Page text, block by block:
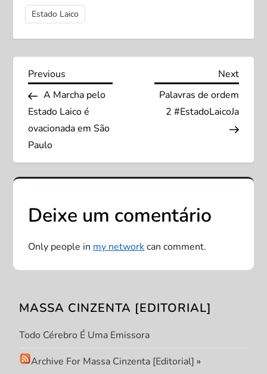
Estado Laico
N
a
v
e
a
ç
ã
o
d
e
Previous
Post
Previous
A Marcha pelo
Estado Laico é
ovacionada em São
Paulo
Next
Next
Palavras de ordem
2 #EstadoLaicoJa
Deixe um comentário
Only people inmy networkcan comment.
MASSA CINZENTA [EDITORIAL]
Todo Cérebro É Uma Emissora
Archive For Massa Cinzenta [Editorial] »